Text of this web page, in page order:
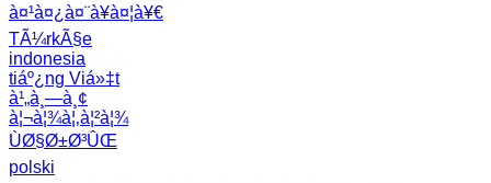
à¤¹à¤¿à¤¨à¥à¤¦à¥€
TÃ¼rkÃ§e
indonesia
tiáº¿ng Viá»‡t
à¹„à¸—à¸¢
à¦¬à¦¾à¦‚à¦²à¦¾
ÙØ§Ø±Ø³ÛŒ
polski